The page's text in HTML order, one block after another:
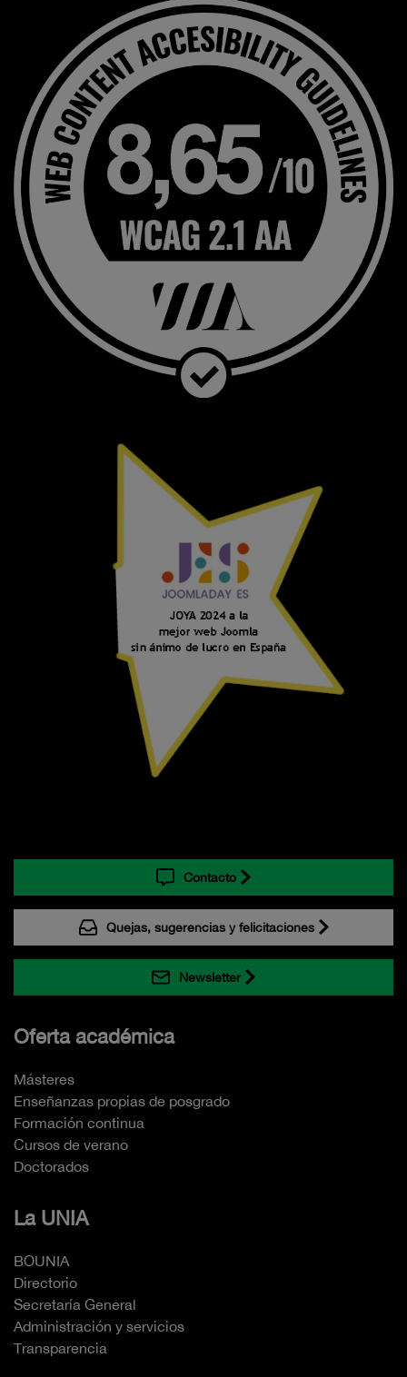
Contacto
Quejas, sugerencias y felicitaciones
Newsletter
Oferta académica
Másteres
Enseñanzas propias de posgrado
Formación continua
Cursos de verano
Doctorados
La UNIA
BOUNIA
Directorio
Secretaría General
Administración y servicios
Transparencia